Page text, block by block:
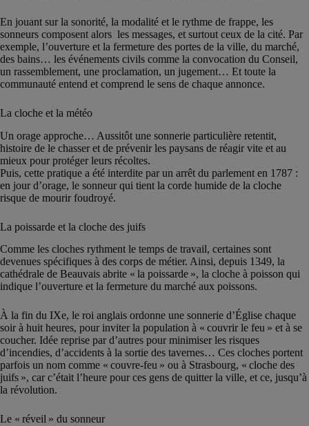
En jouant sur la sonorité, la modalité et le rythme de frappe, les
sonneurs composent alors les messages, et surtout ceux de la cité. Par
exemple, l’ouverture et la fermeture des portes de la ville, du marché,
des bains… les événements civils comme la convocation du Conseil,
un rassemblement, une proclamation, un jugement… Et toute la
communauté entend et comprend le sens de chaque annonce.
La cloche et la météo
Un orage approche… Aussitôt une sonnerie particulière retentit,
histoire de le chasser et de prévenir les paysans de réagir vite et au
mieux pour protéger leurs récoltes.
Puis, cette pratique a été interdite par un arrêt du parlement en 1787 :
en jour d’orage, le sonneur qui tient la corde humide de la cloche
risque de mourir foudroyé.
La poissarde et la cloche des juifs
Comme les cloches rythment le temps de travail, certaines sont
devenues spécifiques à des corps de métier. Ainsi, depuis 1349, la
cathédrale de Beauvais abrite « la poissarde », la cloche à poisson qui
indique l’ouverture et la fermeture du marché aux poissons.
À la fin du IXe, le roi anglais ordonne une sonnerie d’Église chaque
soir à huit heures, pour inviter la population à « couvrir le feu » et à se
coucher. Idée reprise par d’autres pour minimiser les risques
d’incendies, d’accidents à la sortie des tavernes… Ces cloches portent
parfois un nom comme « couvre-feu » ou à Strasbourg, « cloche des
juifs », car c’était l’heure pour ces gens de quitter la ville, et ce, jusqu’à
la révolution.
Le « réveil » du sonneur